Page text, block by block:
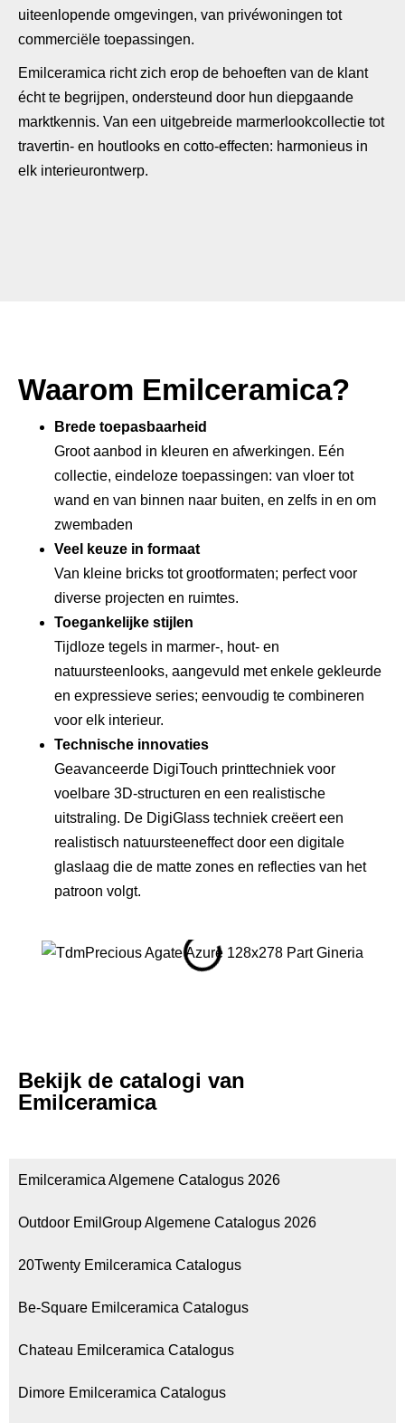
uiteenlopende omgevingen, van privéwoningen tot
commerciële toepassingen.
Emilceramica richt zich erop de behoeften van de klant
écht te begrijpen, ondersteund door hun diepgaande
marktkennis. Van een uitgebreide marmerlookcollectie tot
travertin- en houtlooks en cotto-effecten: harmonieus in
elk interieurontwerp.
Waarom Emilceramica?
Brede toepasbaarheid
Groot aanbod in kleuren en afwerkingen. Eén
collectie, eindeloze toepassingen: van vloer tot
wand en van binnen naar buiten, en zelfs in en om
zwembaden
Veel keuze in formaat
Van kleine bricks tot grootformaten; perfect voor
diverse projecten en ruimtes.
Toegankelijke stijlen
Tijdloze tegels in marmer-, hout- en
natuursteenlooks, aangevuld met enkele gekleurde
en expressieve series; eenvoudig te combineren
voor elk interieur.
Technische innovaties
Geavanceerde DigiTouch printtechniek voor
voelbare 3D-structuren en een realistische
uitstraling. De DigiGlass techniek creëert een
realistisch natuursteeneffect door een digitale
glaslaag die de matte zones en reflecties van het
patroon volgt.
Bekijk de catalogi van
Emilceramica
Emilceramica Algemene Catalogus 2026
Outdoor EmilGroup Algemene Catalogus 2026
20Twenty Emilceramica Catalogus
Be-Square Emilceramica Catalogus
Chateau Emilceramica Catalogus
Dimore Emilceramica Catalogus